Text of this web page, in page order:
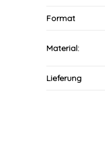
Format
Material:
Lieferung